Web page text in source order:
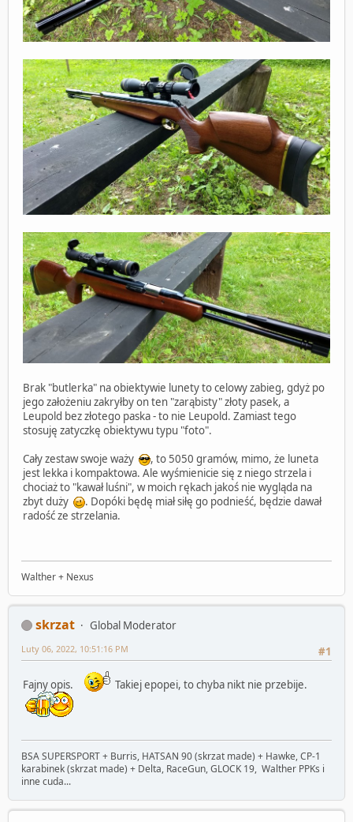
Brak "butlerka" na obiektywie lunety to celowy zabieg, gdyż po
jego założeniu zakryłby on ten "zarąbisty" złoty pasek, a
Leupold bez złotego paska - to nie Leupold. Zamiast tego
stosuję zatyczkę obiektywu typu "foto".
Cały zestaw swoje waży
, to 5050 gramów, mimo, że luneta
jest lekka i kompaktowa. Ale wyśmienicie się z niego strzela i
chociaż to "kawał luśni", w moich rękach jakoś nie wygląda na
zbyt duży
. Dopóki będę miał siłę go podnieść, będzie dawał
radość ze strzelania.
Walther + Nexus
skrzat
Global Moderator
#1
Luty 06, 2022, 10:51:16 PM
Fajny opis. Takiej epopei, to chyba nikt nie przebije.
BSA SUPERSPORT + Burris, HATSAN 90 (skrzat made) + Hawke, CP-1
karabinek (skrzat made) + Delta, RaceGun, GLOCK 19, Walther PPKs i
inne cuda...